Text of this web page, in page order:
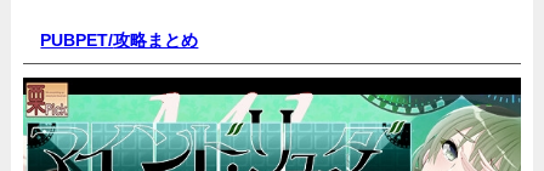
PUBPET/攻略まとめ